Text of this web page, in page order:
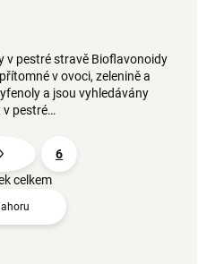
v pestré stravě Bioflavonoidy
v ovoci, zelenině a
a jsou vyhledávány
v pestré…
6
celkem